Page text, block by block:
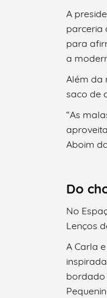
A
parceria
para
a
Além da
saco de
“As
Aboim
Do
No
Lenços
A Carla
bordado